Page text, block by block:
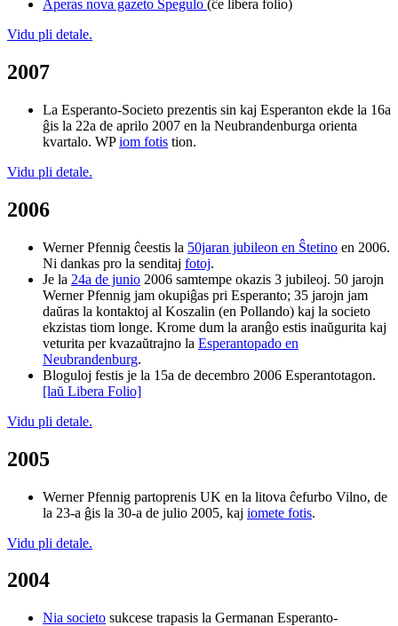
Aperas nova gazeto Spegulo (ĉe libera folio)
Vidu pli detale.
2007
La Esperanto-Societo prezentis sin kaj Esperanton ekde la 16a
ĝis la 22a de aprilo 2007 en la Neubrandenburga orienta
kvartalo. WPiom fotis tion.
Vidu pli detale.
2006
Werner Pfennig ĉeestis la 50jaran jubileon en Ŝtetino en 2006.
Ni dankas pro la senditaj fotoj.
Je la 24a de junio 2006 samtempe okazis 3 jubileoj. 50 jarojn
Werner Pfennig jam okupiĝas pri Esperanto; 35 jarojn jam
daŭras la kontaktoj al Koszalin (en Pollando) kaj la societo
ekzistas tiom longe. Krome dum la aranĝo estis inaŭgurita kaj
veturita per kvazaŭtrajno la Esperantopado en
Neubrandenburg.
Bloguloj festis je la 15a de decembro 2006 Esperantotagon.
[laŭ Libera Folio]
Vidu pli detale.
2005
Werner Pfennig partoprenis UK en la litova ĉefurbo Vilno, de
la 23-a ĝis la 30-a de julio 2005, kaj iomete fotis.
Vidu pli detale.
2004
Nia societo sukcese trapasis la Germanan Esperanto-